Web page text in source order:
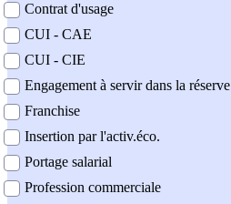
Contrat d'usage
CUI - CAE
CUI - CIE
Engagement à servir dans la réserve
Franchise
Insertion par l'activ.éco.
Portage salarial
Profession commerciale